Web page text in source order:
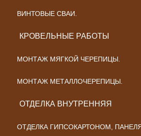
ВИНТОВЫЕ СВАИ.
КРОВЕЛЬНЫЕ РАБОТЫ
МОНТАЖ МЯГКОЙ ЧЕРЕПИЦЫ.
МОНТАЖ МЕТАЛЛОЧЕРЕПИЦЫ.
ОТДЕЛКА ВНУТРЕННЯЯ
ОТДЕЛКА ГИПСОКАРТОНОМ,